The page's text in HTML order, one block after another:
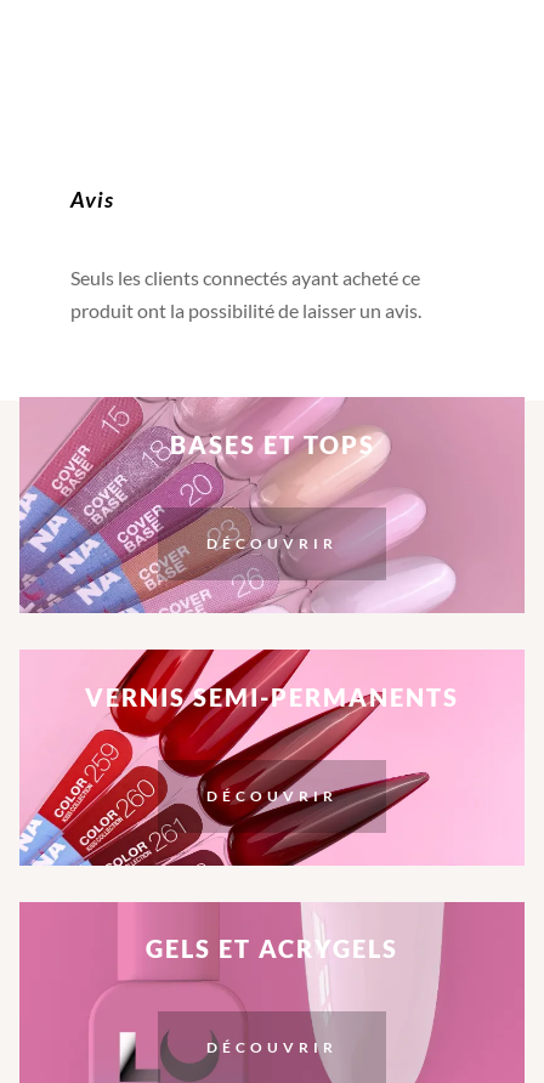
Avis
Seuls les clients connectés ayant acheté ce
produit ont la possibilité de laisser un avis.
BASES ET TOPS
DÉCOUVRIR
VERNIS SEMI-PERMANENTS
DÉCOUVRIR
GELS ET ACRYGELS
DÉCOUVRIR